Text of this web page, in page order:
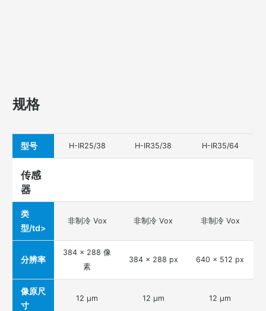
规格
型号 H-IR25/38 H-IR35/38 H-IR35/64
传感
器
类
型/td>
非制冷 Vox 非制冷 Vox 非制冷 Vox
分辨率
384 x 288 像
素
384 x 288 px 640 x 512 px
像原尺
寸
12 µm 12 µm 12 µm